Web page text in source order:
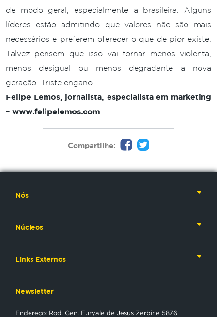
de modo geral, especialmente a brasileira. Alguns
líderes estão admitindo que valores não são mais
necessários e preferem oferecer o que de pior existe.
Talvez pensem que isso vai tornar menos violenta,
menos desigual ou menos degradante a nova
geração. Triste engano.
Felipe Lemos, jornalista, especialista em marketing
– www.felipelemos.com
Compartilhe:
Nós
Núcleos
Links Externos
Newsletter
Endereço: Rod. Gen. Euryale de Jesus Zerbine 5876